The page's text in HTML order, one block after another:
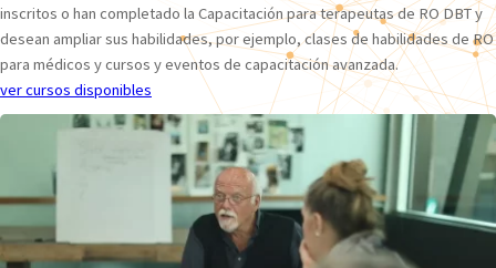
inscritos o han completado la Capacitación para terapeutas de RO DBT y
desean ampliar sus habilidades, por ejemplo, clases de habilidades de RO
para médicos y cursos y eventos de capacitación avanzada.
ver cursos disponibles